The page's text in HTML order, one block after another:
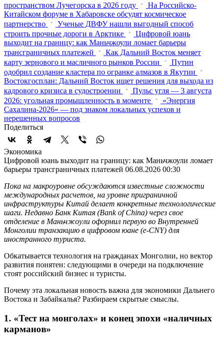
пространством Лучегорска в 2026 году
На Российско-
Китайском форуме в Хабаровске обсудят космическое
партнерство
Ученые ДВФУ нашли выгодный способ
строить прочные дороги в Арктике
Цифровой юань
выходит на границу: как Маньчжоули ломает барьеры
трансграничных платежей
Как Дальний Восток меняет
карту зернового и масличного рынков России
Путин
одобрил создание кластера по огранке алмазов в Якутии
Востокгосплан: Дальний Восток ищет решения для выхода из
кадрового кризиса в судостроении
Пульс угля — 3 августа
2026: угольная промышленность в моменте
«Энергия
Сахалина-2026» — под знаком локальных успехов и
нерешенных вопросов
Поделиться
Экономика
Цифровой юань выходит на границу: как Маньчжоули ломает
барьеры трансграничных платежей 06.08.2026 00:30
Пока на макроуровне обсуждаются известные сложности
международных расчетов, на уровне приграничной
инфраструктуры Китай делает конкретные технологические
шаги. Недавно Банк Китая (Bank of China) через свое
отделение в Маньчжоули оформил первую во Внутренней
Монголии транзакцию в цифровом юане (e-CNY) для
иностранного туриста.
Обкатывается технология на гражданах Монголии, но вектор
развития понятен: следующими в очереди на подключение
стоят российский бизнес и туристы.
Почему эта локальная новость важна для экономики Дальнего
Востока и Забайкалья? Разбираем скрытые смыслы.
1. «Тест на монголах» и конец эпохи «наличных
карманов»